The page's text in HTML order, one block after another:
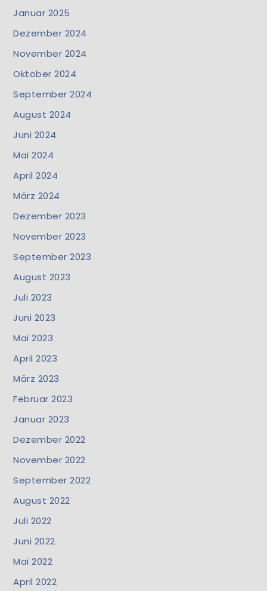
Januar 2025
Dezember 2024
November 2024
Oktober 2024
September 2024
August 2024
Juni 2024
Mai 2024
April 2024
März 2024
Dezember 2023
November 2023
September 2023
August 2023
Juli 2023
Juni 2023
Mai 2023
April 2023
März 2023
Februar 2023
Januar 2023
Dezember 2022
November 2022
September 2022
August 2022
Juli 2022
Juni 2022
Mai 2022
April 2022